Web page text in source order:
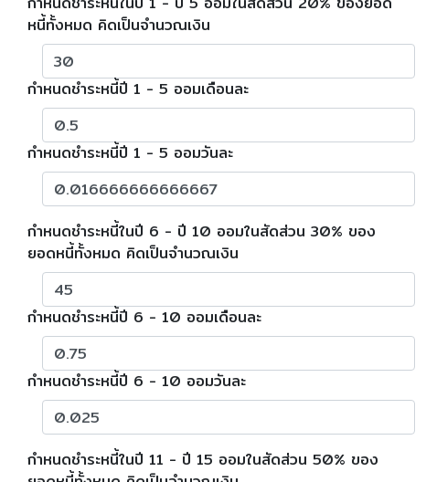
หนี้ทั้งหมด คิดเป็นจำนวณเงิน
กำหนดชำระหนี้ปี 1 - 5 ออมเดือนละ
กำหนดชำระหนี้ปี 1 - 5 ออมวันละ
กำหนดชำระหนี้ในปี 6 - ปี 10 ออมในสัดส่วน 30% ของ
ยอดหนี้ทั้งหมด คิดเป็นจำนวณเงิน
กำหนดชำระหนี้ปี 6 - 10 ออมเดือนละ
กำหนดชำระหนี้ปี 6 - 10 ออมวันละ
กำหนดชำระหนี้ในปี 11 - ปี 15 ออมในสัดส่วน 50% ของ